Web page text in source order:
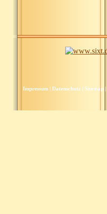
Impressum| Datenschutz| Sitemap|